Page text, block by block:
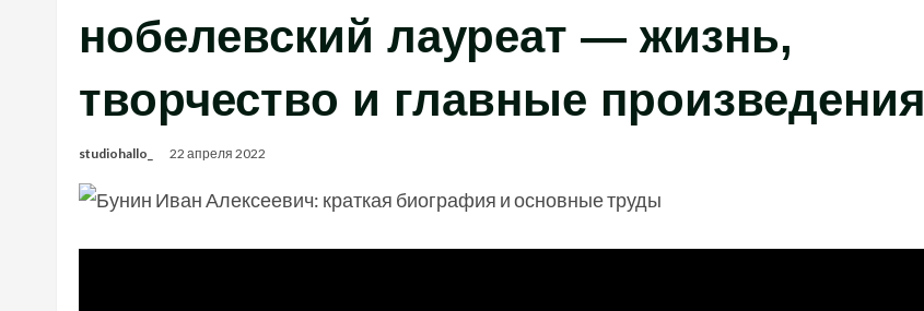
нобелевский лауреат — жизнь,
творчество и главные произведения
studiohallo_ 22 апреля 2022